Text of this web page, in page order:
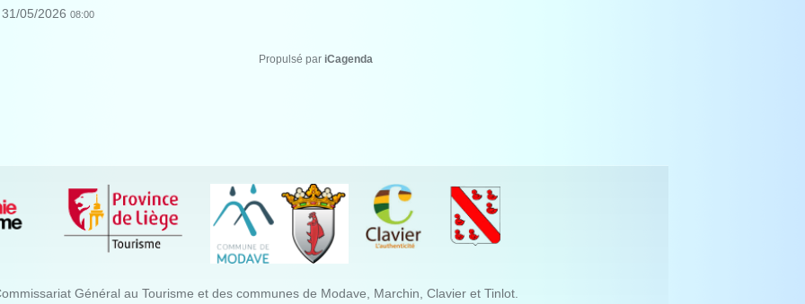
31/05/202608:00
Propulsé par iCagenda
Général au Tourisme et des communes de Modave, Marchin, Clavier et Tinlot.